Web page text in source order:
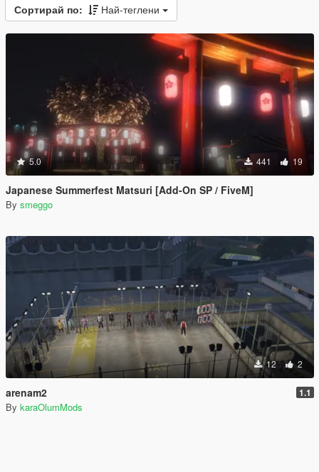
Сортирай по: Най-теглени
5.0 441 19
Japanese Summerfest Matsuri [Add-On SP / FiveM]
By smeggo
12 2
arenam2 1.1
By karaOlumMods